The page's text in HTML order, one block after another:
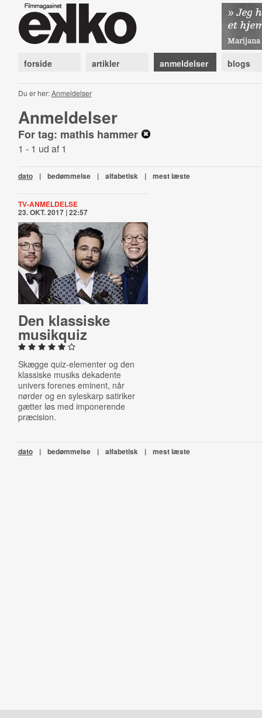
forside artikler anmeldelser blogs
Du er her:Anmeldelser
Anmeldelser
For tag: mathis hammer
1 - 1 ud af 1
dato | bedømmelse | alfabetisk | mest læste
TV-ANMELDELSE
23. OKT. 2017 | 22:57
Den klassiske
musikquiz
Skægge quiz-elementer og den
klassiske musiks dekadente
univers forenes eminent, når
nørder og en syleskarp satiriker
gætter løs med imponerende
præcision.
dato | bedømmelse | alfabetisk | mest læste